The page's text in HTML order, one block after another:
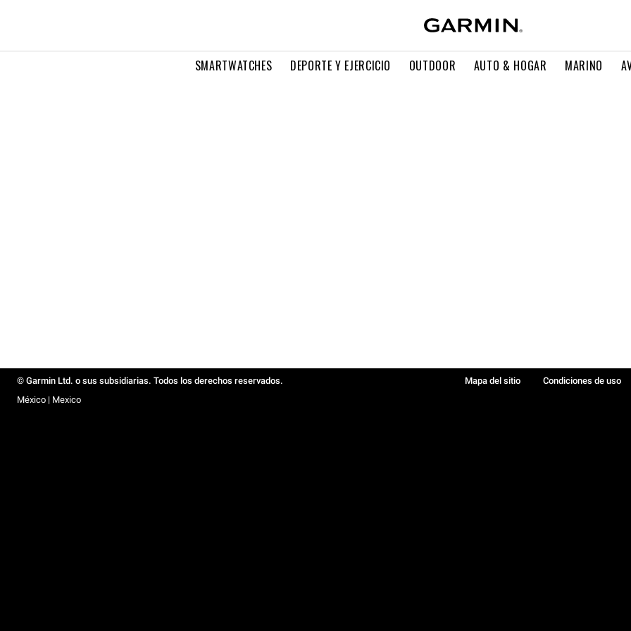
SMARTWATCHES DEPORTE Y EJERCICIO OUTDOOR AUTO & HOGAR MARINO
© Garmin Ltd. o sus subsidiarias. Todos los derechos reservados. Mapa del sitio Condiciones de uso
México | Mexico